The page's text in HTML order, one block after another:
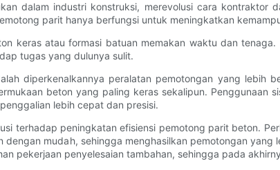
dalam industri konstruksi, merevolusi cara kontraktor
parit hanya berfungsi untuk meningkatkan
keras atau formasi batuan memakan waktu dan
tugas yang dulunya sulit.
diperkenalkannya peralatan pemotongan yang lebih
beton yang paling keras sekalipun. Penggunaan
lebih cepat dan presisi.
terhadap peningkatan efisiensi pemotong parit beton.
mudah, sehingga menghasilkan pemotongan
pekerjaan penyelesaian tambahan, sehingga pada